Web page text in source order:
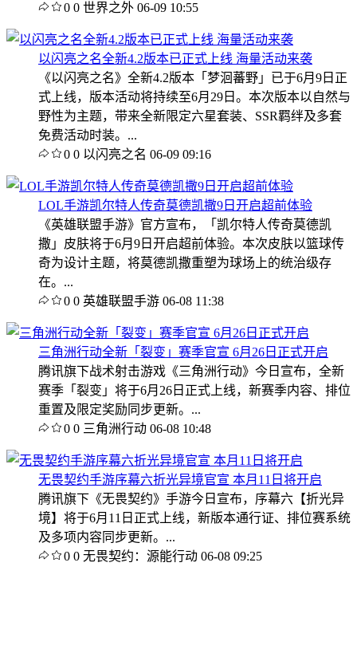
0 0 世界之外 06-09 10:55
以闪亮之名全新4.2版本已正式上线 海量活动来袭
《以闪亮之名》全新4.2版本「梦洄蕃野」已于6月9日正
式上线，版本活动将持续至6月29日。本次版本以自然与
野性为主题，带来全新限定六星套装、SSR羁绊及多套
免费活动时装。...
0 0 以闪亮之名 06-09 09:16
LOL手游凯尔特人传奇莫德凯撒9日开启超前体验
《英雄联盟手游》官方宣布，「凯尔特人传奇莫德凯
撒」皮肤将于6月9日开启超前体验。本次皮肤以篮球传
奇为设计主题，将莫德凯撒重塑为球场上的统治级存
在。...
0 0 英雄联盟手游 06-08 11:38
三角洲行动全新「裂变」赛季官宣 6月26日正式开启
腾讯旗下战术射击游戏《三角洲行动》今日宣布，全新
赛季「裂变」将于6月26日正式上线，新赛季内容、排位
重置及限定奖励同步更新。...
0 0 三角洲行动 06-08 10:48
无畏契约手游序幕六折光异境官宣 本月11日将开启
腾讯旗下《无畏契约》手游今日宣布，序幕六【折光异
境】将于6月11日正式上线，新版本通行证、排位赛系统
及多项内容同步更新。...
0 0 无畏契约：源能行动 06-08 09:25